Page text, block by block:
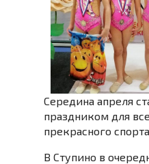
Середина апреля
праздником для
прекрасного
В Ступино в